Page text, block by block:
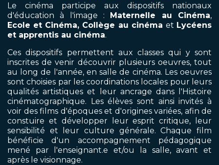
Le cinéma participe aux dispositifs nationaux
d'éducation à l'image : Maternelle au Cinéma,
Ecole et Cinéma, Collège au cinéma et Lycéens
et apprentis au cinéma.
Ces dispositifs permettent aux classes qui y sont
inscrites de venir découvrir plusieurs oeuvres, tout
au long de l'année, en salle de cinéma. Les oeuvres
sont choisies par les coordinations locales pour leurs
qualités artistiques et leur ancrage dans l'Histoire
cinématographique. Les élèves sont ainsi invités à
voir des films d'époques et d'origines variées, afin de
constuire et développer leur esprit critique, leur
sensibilité et leur culture générale. Chaque film
bénéficie d'un accompagnement pédagogique
mené par l'enseignant.e et/ou la salle, avant et
après le visionnage.